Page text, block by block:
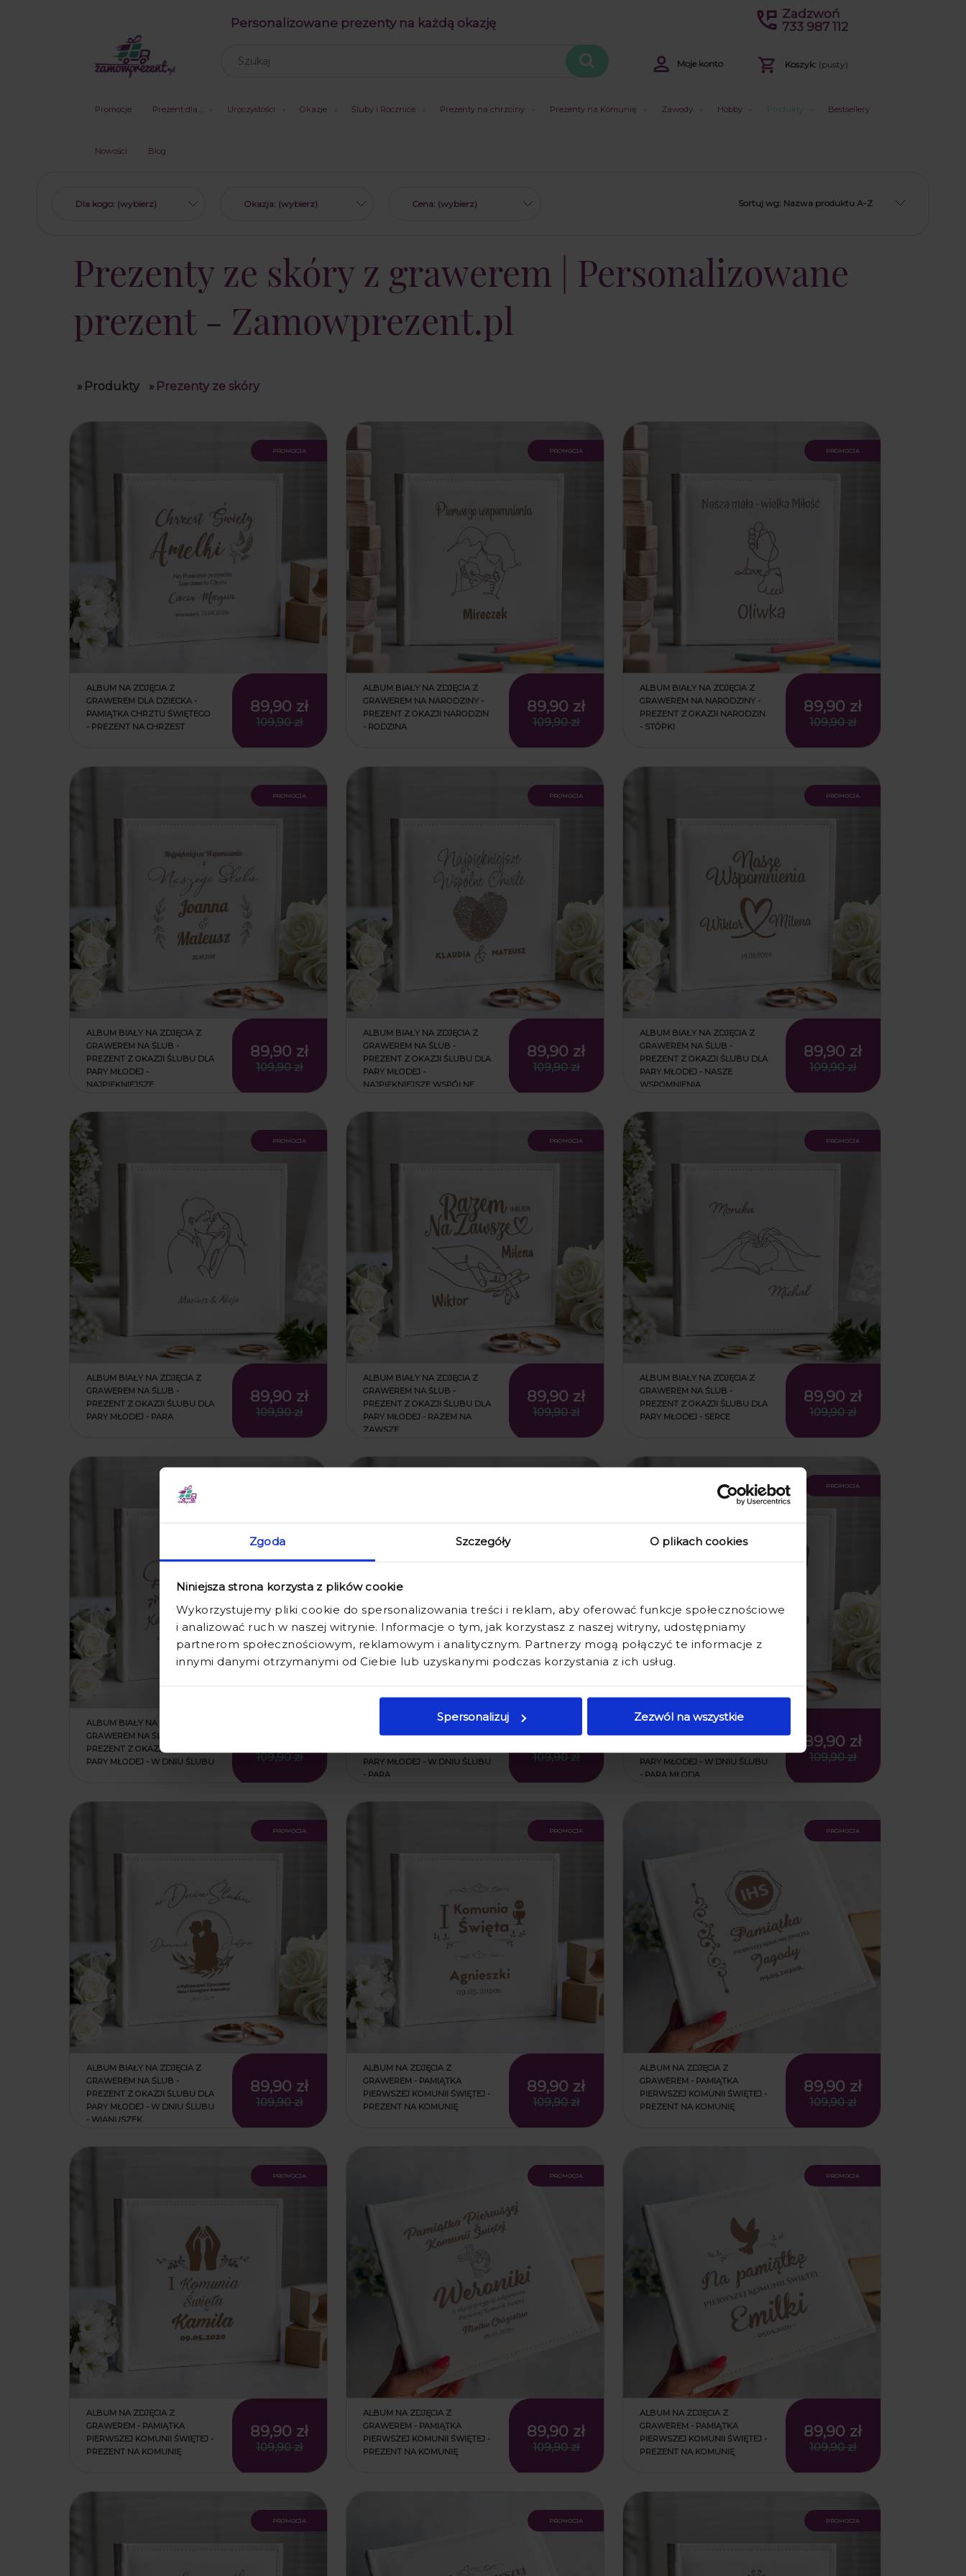
Zgoda Szczegóły O plikach cookies
Niniejsza strona korzysta z plików cookie
Wykorzystujemy pliki cookie do spersonalizowania treści i reklam, aby oferować funkcje społecznościowe
i analizować ruch w naszej witrynie. Informacje o tym, jak korzystasz z naszej witryny, udostępniamy
partnerom społecznościowym, reklamowym i analitycznym. Partnerzy mogą połączyć te informacje z
innymi danymi otrzymanymi od Ciebie lub uzyskanymi podczas korzystania z ich usług.
Spersonalizuj Zezwól na wszystkie
Personalizowane prezenty na każdą okazję
Zadzwoń
733 987 112
Koszyk: (pusty)
Moje konto
Promocje Prezent dla… Uroczystości Okazje Śluby i Rocznice Prezenty na chrzciny Prezenty na Komunię Zawody Hobby Produkty Bestsellery
Nowości Blog
Dla kogo: (wybierz) Okazja: (wybierz) Cena: (wybierz) Sortuj wg: Nazwa produktu A-Z
Prezenty ze skóry z grawerem | Personalizowane
prezent - Zamowprezent.pl
» Produkty » Prezenty ze skóry
ALBUM NA ZDJĘCIA Z
GRAWEREM DLA DZIECKA -
PAMIĄTKA CHRZTU ŚWIĘTEGO
- PREZENT NA CHRZEST
89,90 zł
109,90 zł
promocja
ALBUM BIAŁY NA ZDJĘCIA Z
GRAWEREM NA NARODZINY -
PREZENT Z OKAZJI NARODZIN
- RODZINA
89,90 zł
109,90 zł
promocja
ALBUM BIAŁY NA ZDJĘCIA Z
GRAWEREM NA NARODZINY -
PREZENT Z OKAZJI NARODZIN
- STÓPKI
89,90 zł
109,90 zł
promocja
ALBUM BIAŁY NA ZDJĘCIA Z
GRAWEREM NA ŚLUB -
PREZENT Z OKAZJI ŚLUBU DLA
PARY MŁODEJ -
NAJPIĘKNIEJSZE
89,90 zł
109,90 zł
promocja
ALBUM BIAŁY NA ZDJĘCIA Z
GRAWEREM NA ŚLUB -
PREZENT Z OKAZJI ŚLUBU DLA
PARY MŁODEJ -
NAJPIĘKNIEJSZE WSPÓLNE
89,90 zł
109,90 zł
promocja
ALBUM BIAŁY NA ZDJĘCIA Z
GRAWEREM NA ŚLUB -
PREZENT Z OKAZJI ŚLUBU DLA
PARY MŁODEJ - NASZE
WSPOMNIENIA
89,90 zł
109,90 zł
promocja
ALBUM BIAŁY NA ZDJĘCIA Z
GRAWEREM NA ŚLUB -
PREZENT Z OKAZJI ŚLUBU DLA
PARY MŁODEJ - PARA
89,90 zł
109,90 zł
promocja
ALBUM BIAŁY NA ZDJĘCIA Z
GRAWEREM NA ŚLUB -
PREZENT Z OKAZJI ŚLUBU DLA
PARY MŁODEJ - RAZEM NA
ZAWSZE
89,90 zł
109,90 zł
promocja
ALBUM BIAŁY NA ZDJĘCIA Z
GRAWEREM NA ŚLUB -
PREZENT Z OKAZJI ŚLUBU DLA
PARY MŁODEJ - SERCE
89,90 zł
109,90 zł
promocja
ALBUM BIAŁY NA ZDJĘCIA Z
GRAWEREM NA ŚLUB -
PREZENT Z OKAZJI ŚLUBU DLA
PARY MŁODEJ - W DNIU ŚLUBU
109,90 zł
ALBUM BIAŁY NA ZDJĘCIA Z
GRAWEREM NA ŚLUB -
PARY MŁODEJ - W DNIU ŚLUBU
- PARA
89,90 zł
109,90 zł
ALBUM BIAŁY NA ZDJĘCIA Z
GRAWEREM NA ŚLUB -
PARY MŁODEJ - W DNIU ŚLUBU
- PARA MŁODA
89,90 zł
109,90 zł
promocja
ALBUM BIAŁY NA ZDJĘCIA Z
GRAWEREM NA ŚLUB -
PREZENT Z OKAZJI ŚLUBU DLA
PARY MŁODEJ - W DNIU ŚLUBU
- WIANUSZEK
89,90 zł
109,90 zł
promocja
ALBUM NA ZDJĘCIA Z
GRAWEREM - PAMIĄTKA
PIERWSZEJ KOMUNII ŚWIĘTEJ -
PREZENT NA KOMUNIĘ
89,90 zł
109,90 zł
promocja
ALBUM NA ZDJĘCIA Z
GRAWEREM - PAMIĄTKA
PIERWSZEJ KOMUNII ŚWIĘTEJ -
PREZENT NA KOMUNIĘ
89,90 zł
109,90 zł
promocja
ALBUM NA ZDJĘCIA Z
GRAWEREM - PAMIĄTKA
PIERWSZEJ KOMUNII ŚWIĘTEJ -
PREZENT NA KOMUNIĘ
89,90 zł
109,90 zł
promocja
ALBUM NA ZDJĘCIA Z
GRAWEREM - PAMIĄTKA
PIERWSZEJ KOMUNII ŚWIĘTEJ -
PREZENT NA KOMUNIĘ
89,90 zł
109,90 zł
promocja
ALBUM NA ZDJĘCIA Z
GRAWEREM - PAMIĄTKA
PIERWSZEJ KOMUNII ŚWIĘTEJ -
PREZENT NA KOMUNIĘ
89,90 zł
109,90 zł
promocja
promocja promocja promocja